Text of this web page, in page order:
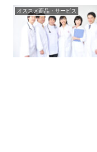
オススメ商品・サービス